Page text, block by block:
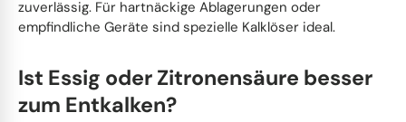
zuverlässig. Für hartnäckige Ablagerungen oder
empfindliche Geräte sind spezielle Kalklöser ideal.
Ist Essig oder Zitronensäure besser
zum Entkalken?